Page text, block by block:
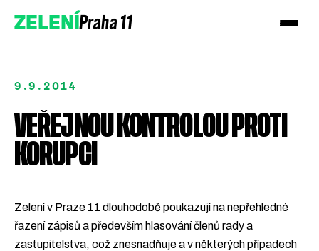
ZELENÍPraha 11
Podpořte nás
Přidejte se
9.9.2014
VEŘEJNOU KONTROLOU PROTI
KORUPCI
Zelení v Praze 11 dlouhodobě poukazují na nepřehledné
řazení zápisů a především hlasování členů rady a
zastupitelstva, což znesnadňuje a v některých případech